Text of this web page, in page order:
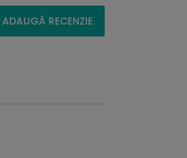
ADAUGĂ RECENZIE